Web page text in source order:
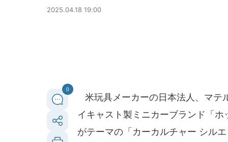
2025.04.18 19:00
0
米玩具メーカーの日本法人、マテ
イキャスト製ミニカーブランド「
がテーマの「カーカルチャー シル